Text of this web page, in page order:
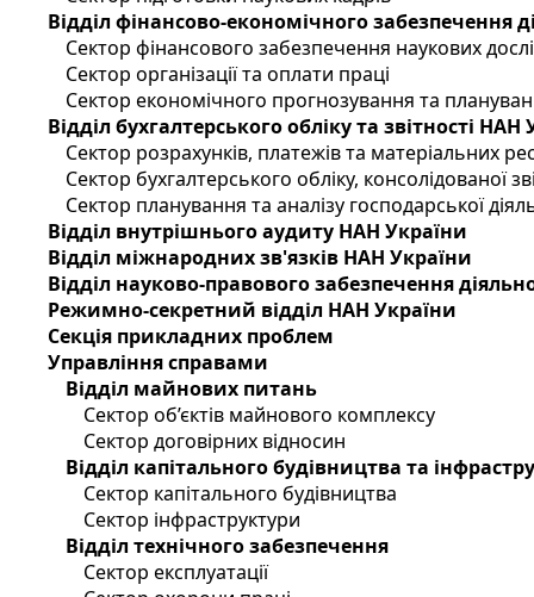
Відділ фінансово-економічного забезпечення
Сектор фінансового забезпечення наукових
Сектор організації та оплати праці
Сектор економічного прогнозування та
Відділ бухгалтерського обліку та звітності НАН
Сектор розрахунків, платежів та матеріальних
Сектор бухгалтерського обліку, консолідованої
Сектор планування та аналізу господарської
Відділ внутрішнього аудиту НАН України
Відділ міжнародних зв'язків НАН України
Відділ науково-правового забезпечення
Режимно-секретний відділ НАН України
Секція прикладних проблем
Управління справами
Відділ майнових питань
Сектор об’єктів майнового комплексу
Сектор договірних відносин
Відділ капітального будівництва та
Сектор капітального будівництва
Сектор інфраструктури
Відділ технічного забезпечення
Сектор експлуатації